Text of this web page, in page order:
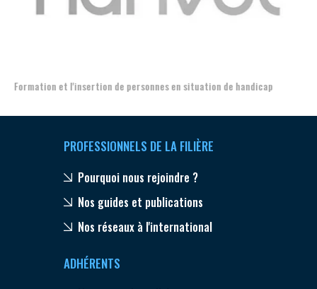
Formation et l'insertion de personnes en situation de handicap
PROFESSIONNELS DE LA FILIÈRE
Pourquoi nous rejoindre ?
Nos guides et publications
Nos réseaux à l'international
ADHÉRENTS